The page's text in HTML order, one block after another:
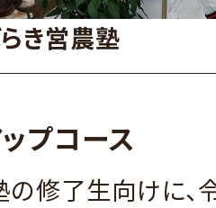
き営農塾
プコース
の修了生向けに、